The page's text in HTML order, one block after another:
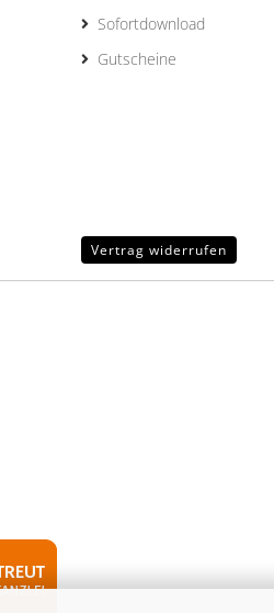
Sofortdownload
Gutscheine
Vertrag widerrufen